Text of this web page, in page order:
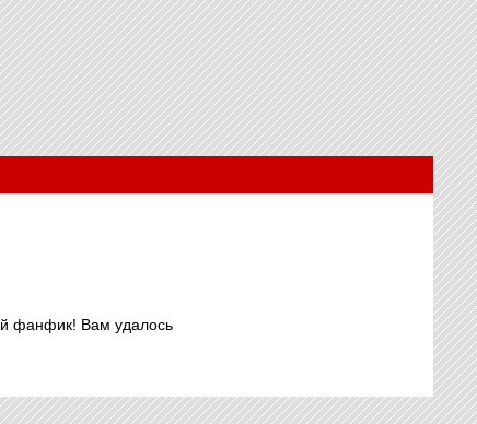
фанфик! Вам удалось